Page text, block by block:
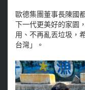
歐德集團董事長陳國
下一代更美好的家園
用、不再亂丟垃圾，
台灣」。